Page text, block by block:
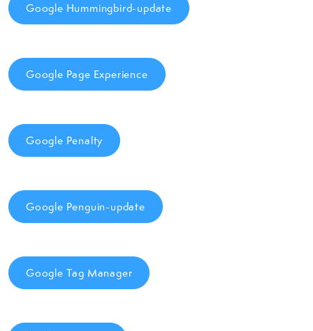
Google Hummingbird-update
Google Page Experience
Google Penalty
Google Penguin-update
Google Tag Manager